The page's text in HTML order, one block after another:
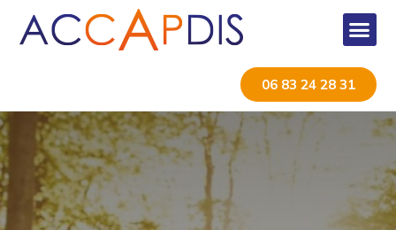
06 83 24 28 31